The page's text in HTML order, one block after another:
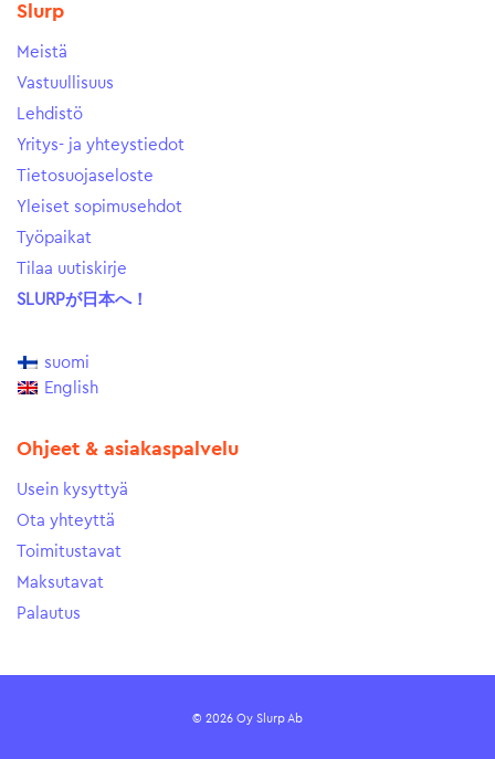
Slurp
Meistä
Vastuullisuus
Lehdistö
Yritys- ja yhteystiedot
Tietosuojaseloste
Yleiset sopimusehdot
Työpaikat
Tilaa uutiskirje
SLURPが日本へ！
suomi
English
Ohjeet & asiakaspalvelu
Usein kysyttyä
Ota yhteyttä
Toimitustavat
Maksutavat
Palautus
© 2026 Oy Slurp Ab